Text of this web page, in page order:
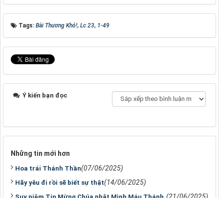
Tags: Bài Thương Khó!, Lc 23, 1-49
Ý kiến bạn đọc
Những tin mới hơn
Hoa trái Thánh Thần(07/06/2025)
Hãy yêu đi rồi sẽ biết sự thật(14/06/2025)